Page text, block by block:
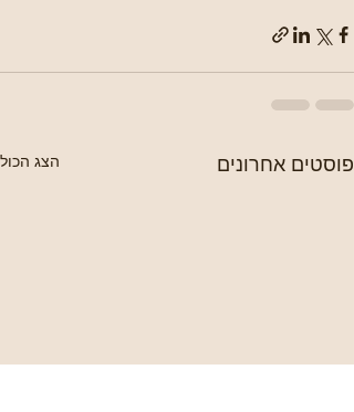
פוסטים אחרונים הצג הכול